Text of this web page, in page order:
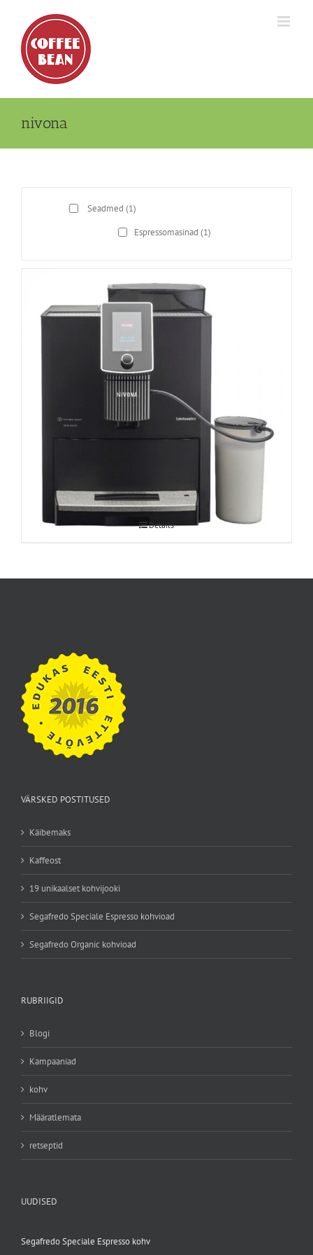
content
nivona
Seadmed (1)
Espressomasinad (1)
Espressomasin CafeRomatica Nivona
Details
VÄRSKED POSTITUSED
Käibemaks
Kaffeost
19 unikaalset kohvijooki
Segafredo Speciale Espresso kohvioad
Segafredo Organic kohvioad
RUBRIIGID
Blogi
Kampaaniad
kohv
Määratlemata
retseptid
UUDISED
Segafredo Speciale Espresso kohv